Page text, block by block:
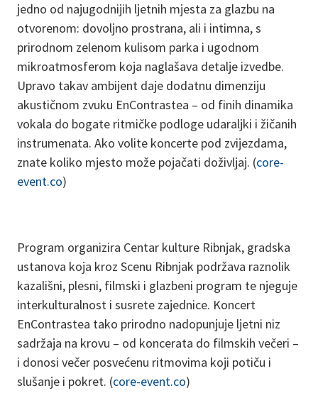
jedno od najugodnijih ljetnih mjesta za glazbu na
otvorenom: dovoljno prostrana, ali i intimna, s
prirodnom zelenom kulisom parka i ugodnom
mikroatmosferom koja naglašava detalje izvedbe.
Upravo takav ambijent daje dodatnu dimenziju
akustičnom zvuku EnContrastea – od finih dinamika
vokala do bogate ritmičke podloge udaraljki i žičanih
instrumenata. Ako volite koncerte pod zvijezdama,
znate koliko mjesto može pojačati doživljaj. (core-
event.co)
Program organizira Centar kulture Ribnjak, gradska
ustanova koja kroz Scenu Ribnjak podržava raznolik
kazališni, plesni, filmski i glazbeni program te njeguje
interkulturalnost i susrete zajednice. Koncert
EnContrastea tako prirodno nadopunjuje ljetni niz
sadržaja na krovu – od koncerata do filmskih večeri –
i donosi večer posvećenu ritmovima koji potiču i
slušanje i pokret. (core-event.co)